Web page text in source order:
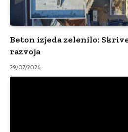
Beton izjeda zelenilo:
razvoja
29/07/2026